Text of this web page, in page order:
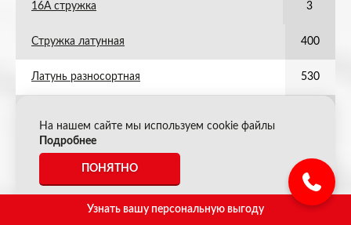
16А стружка 3
Стружка латунная 400
Латунь разносортная 530
Титан (лом)
АКБ полипропилен (слитые) 40
ПФ кабель алюминиевый ПВХ (контрольный)
На нашем сайте мы используем cookie файлы
Подробнее
ПОНЯТНО
Узнать вашу персональную выгоду